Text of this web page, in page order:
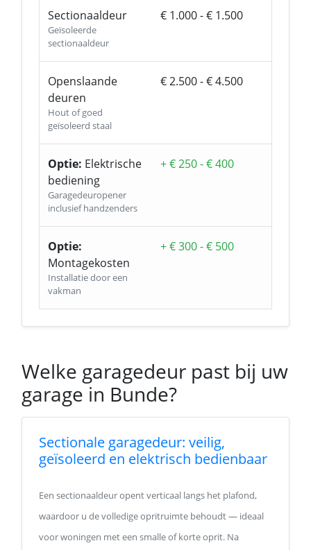
Sectionaaldeur
Geïsoleerde
sectionaaldeur
€ 1.000 - € 1.500
Openslaande
deuren
Hout of goed
geïsoleerd staal
€ 2.500 - € 4.500
Optie: Elektrische
bediening
Garagedeuropener
inclusief handzenders
+ € 250 - € 400
Optie:
Montagekosten
Installatie door een
vakman
+ € 300 - € 500
Welke garagedeur past bij uw
garage in Bunde?
Sectionale garagedeur: veilig,
geïsoleerd en elektrisch bedienbaar
Een sectionaaldeur opent verticaal langs het plafond,
waardoor u de volledige opritruimte behoudt — ideaal
voor woningen met een smalle of korte oprit. Na